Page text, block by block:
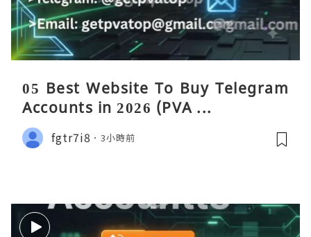
05 Best Website To Buy Telegram
Accounts in 2026 (PVA ...
fgtr7i8 3小時前